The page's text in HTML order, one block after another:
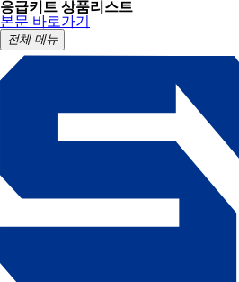
응급키트 상품리스트
본문 바로가기
전체 메뉴